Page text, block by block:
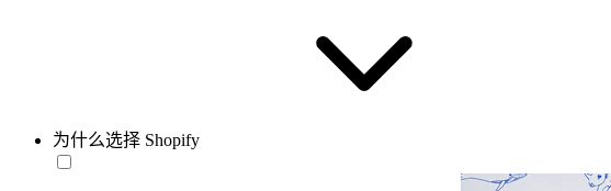
为什么选择 Shopify